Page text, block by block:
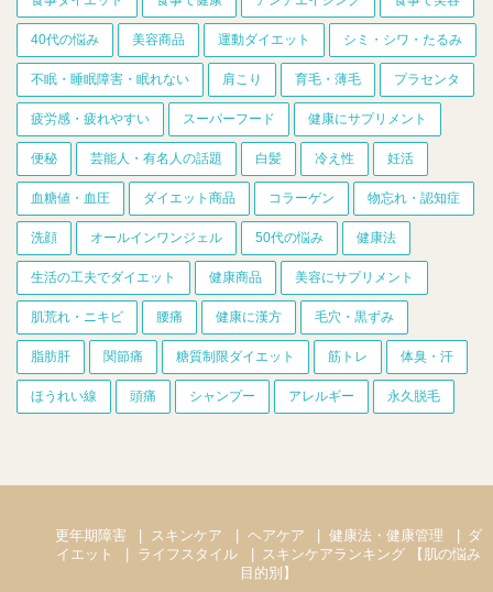
40代の悩み 美容商品 運動ダイエット シミ・シワ・たるみ
不眠・睡眠障害・眠れない 肩こり 育毛・薄毛 プラセンタ
疲労感・疲れやすい スーパーフード 健康にサプリメント
便秘 芸能人・有名人の話題 白髪 冷え性 妊活
血糖値・血圧 ダイエット商品 コラーゲン 物忘れ・認知症
洗顔 オールインワンジェル 50代の悩み 健康法
生活の工夫でダイエット 健康商品 美容にサプリメント
肌荒れ・ニキビ 腰痛 健康に漢方 毛穴・黒ずみ
脂肪肝 関節痛 糖質制限ダイエット 筋トレ 体臭・汗
ほうれい線 頭痛 シャンプー アレルギー 永久脱毛
更年期障害 スキンケア ヘアケア 健康法・健康管理
ダ
イエット
ライフスタイル
スキンケアランキング 【肌の悩み
目的別】